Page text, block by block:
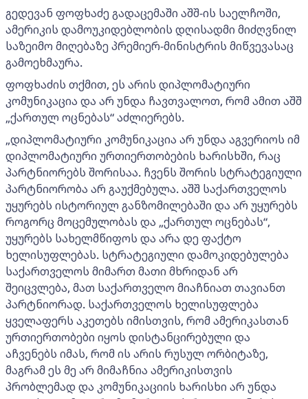
გედევან ფოფხაძე გადაცემაში აშშ-ის საელჩოში,
ამერიკის დამოუკიდებლობის დღისადმი მიძღვნილ
საზეიმო მიღებაზე პრემიერ-მინისტრის მიწვევასაც
გამოეხმაურა.
ფოფხაძის თქმით, ეს არის დიპლომატიური
კომუნიკაცია და არ უნდა ჩავთვალოთ, რომ ამით აშშ
„ქართულ ოცნებას“ აძლიერებს.
„დიპლომატიური კომუნიკაცია არ უნდა აგვერიოს იმ
დიპლომატიური ურთიერთობების ხარისხში, რაც
პარტნიორებს შორისაა. ჩვენს შორის სტრატეგიული
პარტნიორობა არ გაუქმებულა. აშშ საქართველოს
უყურებს ისტორიულ განზომილებაში და არ უყურებს
როგორც მოცემულობას და „ქართულ ოცნებას“,
უყურებს სახელმწიფოს და არა დე ფაქტო
ხელისუფლებას. სტრატეგიული დამოკიდებულება
საქართველოს მიმართ მათი მხრიდან არ
შეიცვლება, მათ საქართველო მიაჩნიათ თავიანთ
პარტნიორად. საქართველოს ხელისუფლება
ყველაფერს აკეთებს იმისთვის, რომ ამერიკასთან
ურთიერთობები იყოს დისტანცირებული და
აჩვენებს იმას, რომ ის არის რუსულ ორბიტაზე,
მაგრამ ეს მე არ მიმაჩნია ამერიკისთვის
პრობლემად და კომუნიკაციის ხარისხი არ უნდა